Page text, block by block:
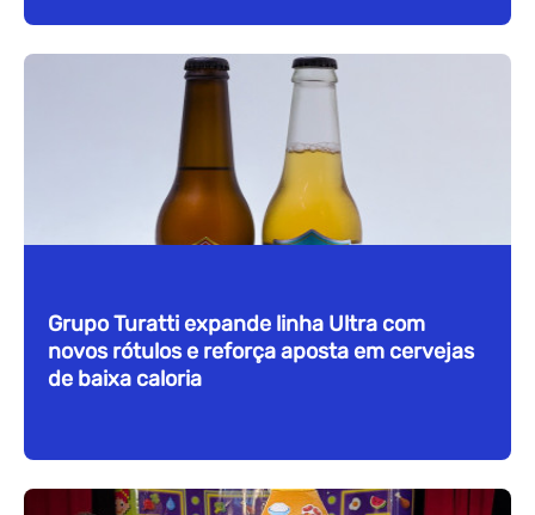
Grupo Turatti expande linha Ultra com
novos rótulos e reforça aposta em cervejas
de baixa caloria